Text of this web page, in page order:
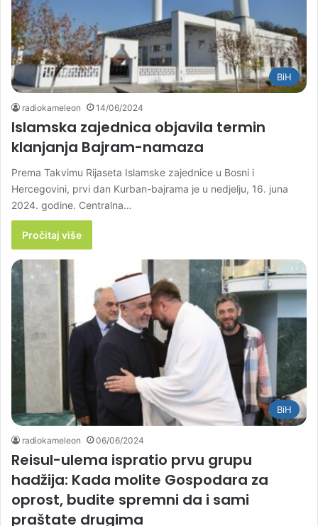
BiH
radiokameleon 14/06/2024
Islamska zajednica objavila termin
klanjanja Bajram-namaza
Prema Takvimu Rijaseta Islamske zajednice u Bosni i
Hercegovini, prvi dan Kurban-bajrama je u nedjelju, 16. juna
2024. godine. Centralna…
Pročitaj više
BiH
radiokameleon 06/06/2024
Reisul-ulema ispratio prvu grupu
hadžija: Kada molite Gospodara za
oprost, budite spremni da i sami
praštate drugima